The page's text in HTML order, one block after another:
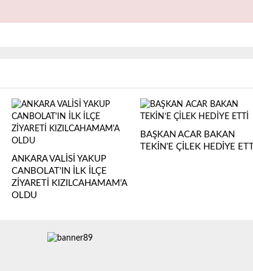
ANKARA VALİSİ YAKUP
CANBOLAT'IN İLK İLÇE
ZİYARETİ KIZILCAHAMAM'A
OLDU
BAŞKAN ACAR BAKAN
TEKİN’E ÇİLEK HEDİYE ETTİ